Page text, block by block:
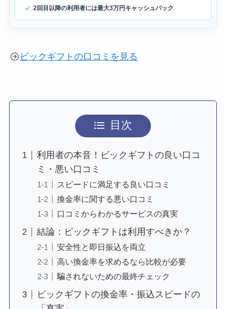
2回目以降の利用者には最大3万円キャッシュバック
ビックギフトの口コミを見る
目次
利用者の本音！ビックギフトの良い口コ
ミ・悪い口コミ
スピードに満足する良い口コミ
換金率に関する悪い口コミ
口コミからわかるサービスの真実
結論：ビックギフトは利用すべきか？
安全性と即日振込を両立
高い換金率を求めるなら比較が必要
騙されないための最終チェック
ビックギフトの換金率・振込スピードの